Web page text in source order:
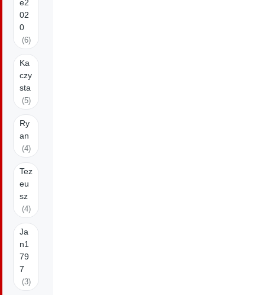
e2
02
0
(6)
Ka
czy
sta
(5)
Ry
an
(4)
Tez
eu
sz
(4)
Ja
n1
79
7
(3)